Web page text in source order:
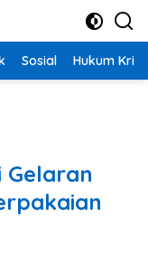
Sosial Hukum
Gelaran